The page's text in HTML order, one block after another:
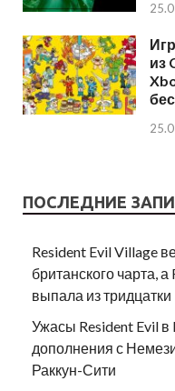
из
ПОСЛЕДНИЕ
Resident Evil Village
британского чарта,
выпала из тридцатки
Ужасы Resident Evil
дополнения с
Раккун-Сити